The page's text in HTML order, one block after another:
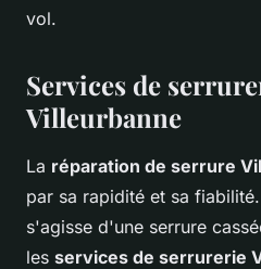
vol.
Services de
Villeurbanne
La réparation de serrure
par sa rapidité et sa
s'agisse d'une serrure
les services de serrurerie